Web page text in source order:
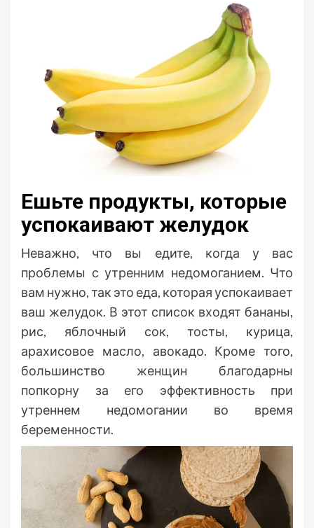
Ешьте продукты, которые
успокаивают желудок
Неважно, что вы едите, когда у вас
проблемы с утренним недомоганием. Что
вам нужно, так это еда, которая успокаивает
ваш желудок. В этот список входят бананы,
рис, яблочный сок, тосты, курица,
арахисовое масло, авокадо. Кроме того,
большинство женщин благодарны
попкорну за его эффективность при
утреннем недомогании во время
беременности.